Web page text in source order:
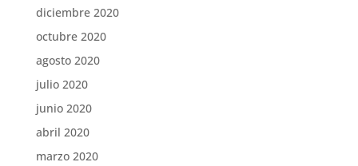
diciembre 2020
octubre 2020
agosto 2020
julio 2020
junio 2020
abril 2020
marzo 2020